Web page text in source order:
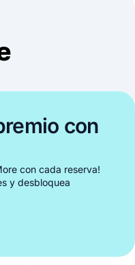
con
con cada reserva!
y desbloquea